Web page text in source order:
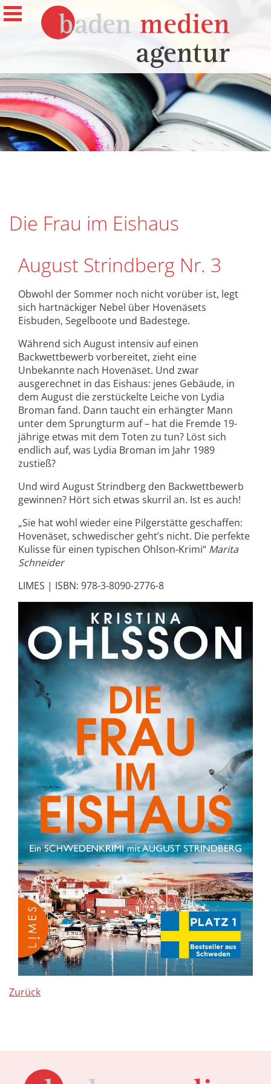
Die Frau im Eishaus
August Strindberg Nr. 3
Obwohl der Sommer noch nicht vorüber ist, legt
sich hartnäckiger Nebel über Hovenäsets
Eisbuden, Segelboote und Badestege.
Während sich August intensiv auf einen
Backwettbewerb vorbereitet, zieht eine
Unbekannte nach Hovenäset. Und zwar
ausgerechnet in das Eishaus: jenes Gebäude, in
dem August die zerstückelte Leiche von Lydia
Broman fand. Dann taucht ein erhängter Mann
unter dem Sprungturm auf – hat die Fremde 19-
jährige etwas mit dem Toten zu tun? Löst sich
endlich auf, was Lydia Broman im Jahr 1989
zustieß?
Und wird August Strindberg den Backwettbewerb
gewinnen? Hört sich etwas skurril an. Ist es auch!
„Sie hat wohl wieder eine Pilgerstätte geschaffen:
Hovenäset, schwedischer geht’s nicht. Die perfekte
Kulisse für einen typischen Ohlson-Krimi“ Marita
Schneider
LIMES | ISBN: 978-3-8090-2776-8
Zurück